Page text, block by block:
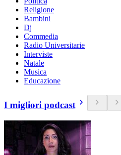
Religione
Bambini
Dj
Commedia
Radio Universitarie
Interviste
Natale
Musica
Educazione
I migliori podcast